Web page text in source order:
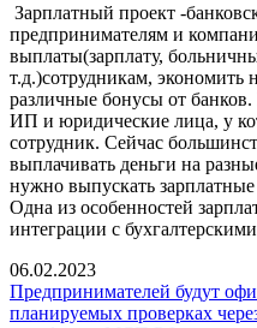
Зарплатный проект -
предпринимателям и
выплаты(зарплату,
т.д.)сотрудникам, экономить
различные бонусы от
ИП и юридические лица, у
сотрудник. Сейчас
выплачивать деньги на
нужно выпускать
Одна из особенностей
интеграции с
06.02.2023
Предпринимателей будут
планируемых проверках